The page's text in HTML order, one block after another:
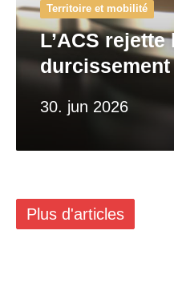
30. jun 2026
Territoire et mobilité
L’ACS rejette
Plus d'articles